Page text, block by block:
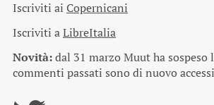
Iscriviti ai Copernicani
Iscriviti aLibreItalia
Novità:dal 31 marzo Muut ha sospeso
commenti passati sono di nuovo